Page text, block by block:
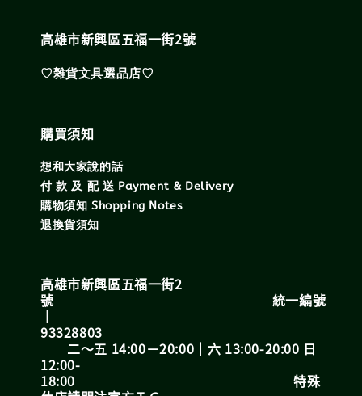
高雄市新興區五福一街2號
♡雜貨文具選品店♡
購買須知
想和大家說的話
付 款 及 配 送 Payment & Delivery
購物須知 Shopping Notes
退換貨須知
高雄市新興區五福一街2
號 統一編號
｜
93328803
二～五 14:00－20:00｜六 13:00-20:00 日
12:00-
18:00 特殊